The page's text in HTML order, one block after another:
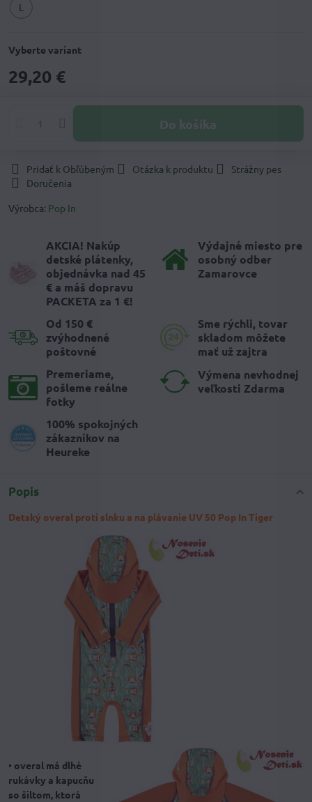
L
Vyberte variant
29,20 €
Do košíka
Pridať k Obľúbeným Otázka k produktu
Strážny pes
Doručenia
Výrobca: Pop In
AKCIA! Nakúp
detské plátenky,
objednávka nad 45
€ a máš dopravu
PACKETA za 1 €!
Výdajné miesto pre
osobný odber
Zamarovce
Od 150 €
zvýhodnené
poštovné
Sme rýchli, tovar
skladom môžete
mať už zajtra
Premeriame,
pošleme reálne
fotky
Výmena nevhodnej
veľkosti Zdarma
100% spokojných
zákazníkov na
Heureke
Popis
Detský overal proti slnku a na plávanie UV 50 Pop In Tiger
• overal má dlhé
rukávky a kapucňu
so šiltom, ktorá